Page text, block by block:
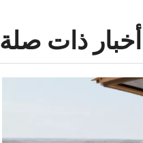
أخبار ذات صلة